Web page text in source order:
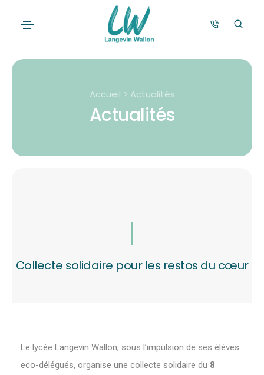
Accueil > Actualités
Actualités
Collecte solidaire pour les restos du cœur
Le lycée Langevin Wallon, sous l’impulsion de ses élèves
eco-délégués, organise une collecte solidaire du 8